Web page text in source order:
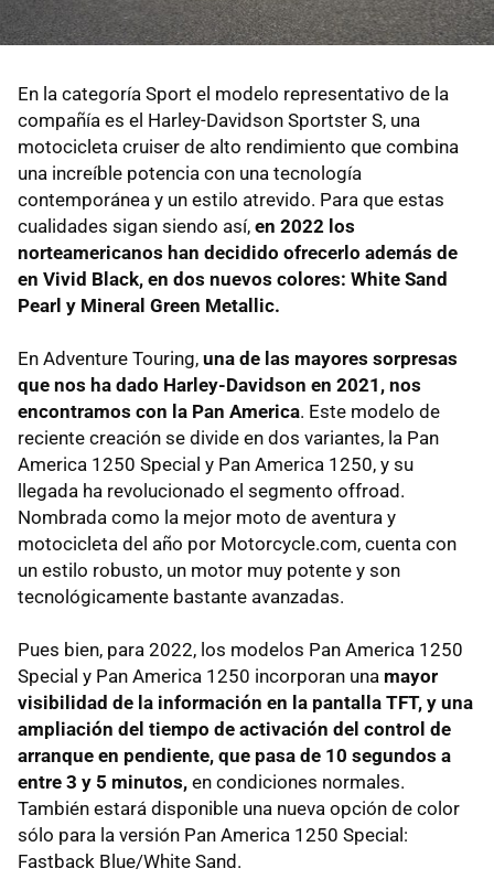
En la categoría Sport el modelo representativo de la
compañía es el Harley-Davidson Sportster S, una
motocicleta cruiser de alto rendimiento que combina
una increíble potencia con una tecnología
contemporánea y un estilo atrevido. Para que estas
cualidades sigan siendo así, en 2022 los
norteamericanos han decidido ofrecerlo además de
en Vivid Black, en dos nuevos colores: White Sand
Pearl y Mineral Green Metallic.
En Adventure Touring, una de las mayores sorpresas
que nos ha dado Harley-Davidson en 2021, nos
encontramos con la Pan America. Este modelo de
reciente creación se divide en dos variantes, la Pan
America 1250 Special y Pan America 1250, y su
llegada ha revolucionado el segmento offroad.
Nombrada como la mejor moto de aventura y
motocicleta del año por Motorcycle.com, cuenta con
un estilo robusto, un motor muy potente y son
tecnológicamente bastante avanzadas.
Pues bien, para 2022, los modelos Pan America 1250
Special y Pan America 1250 incorporan una mayor
visibilidad de la información en la pantalla TFT, y una
ampliación del tiempo de activación del control de
arranque en pendiente, que pasa de 10 segundos a
entre 3 y 5 minutos, en condiciones normales.
También estará disponible una nueva opción de color
sólo para la versión Pan America 1250 Special:
Fastback Blue/White Sand.